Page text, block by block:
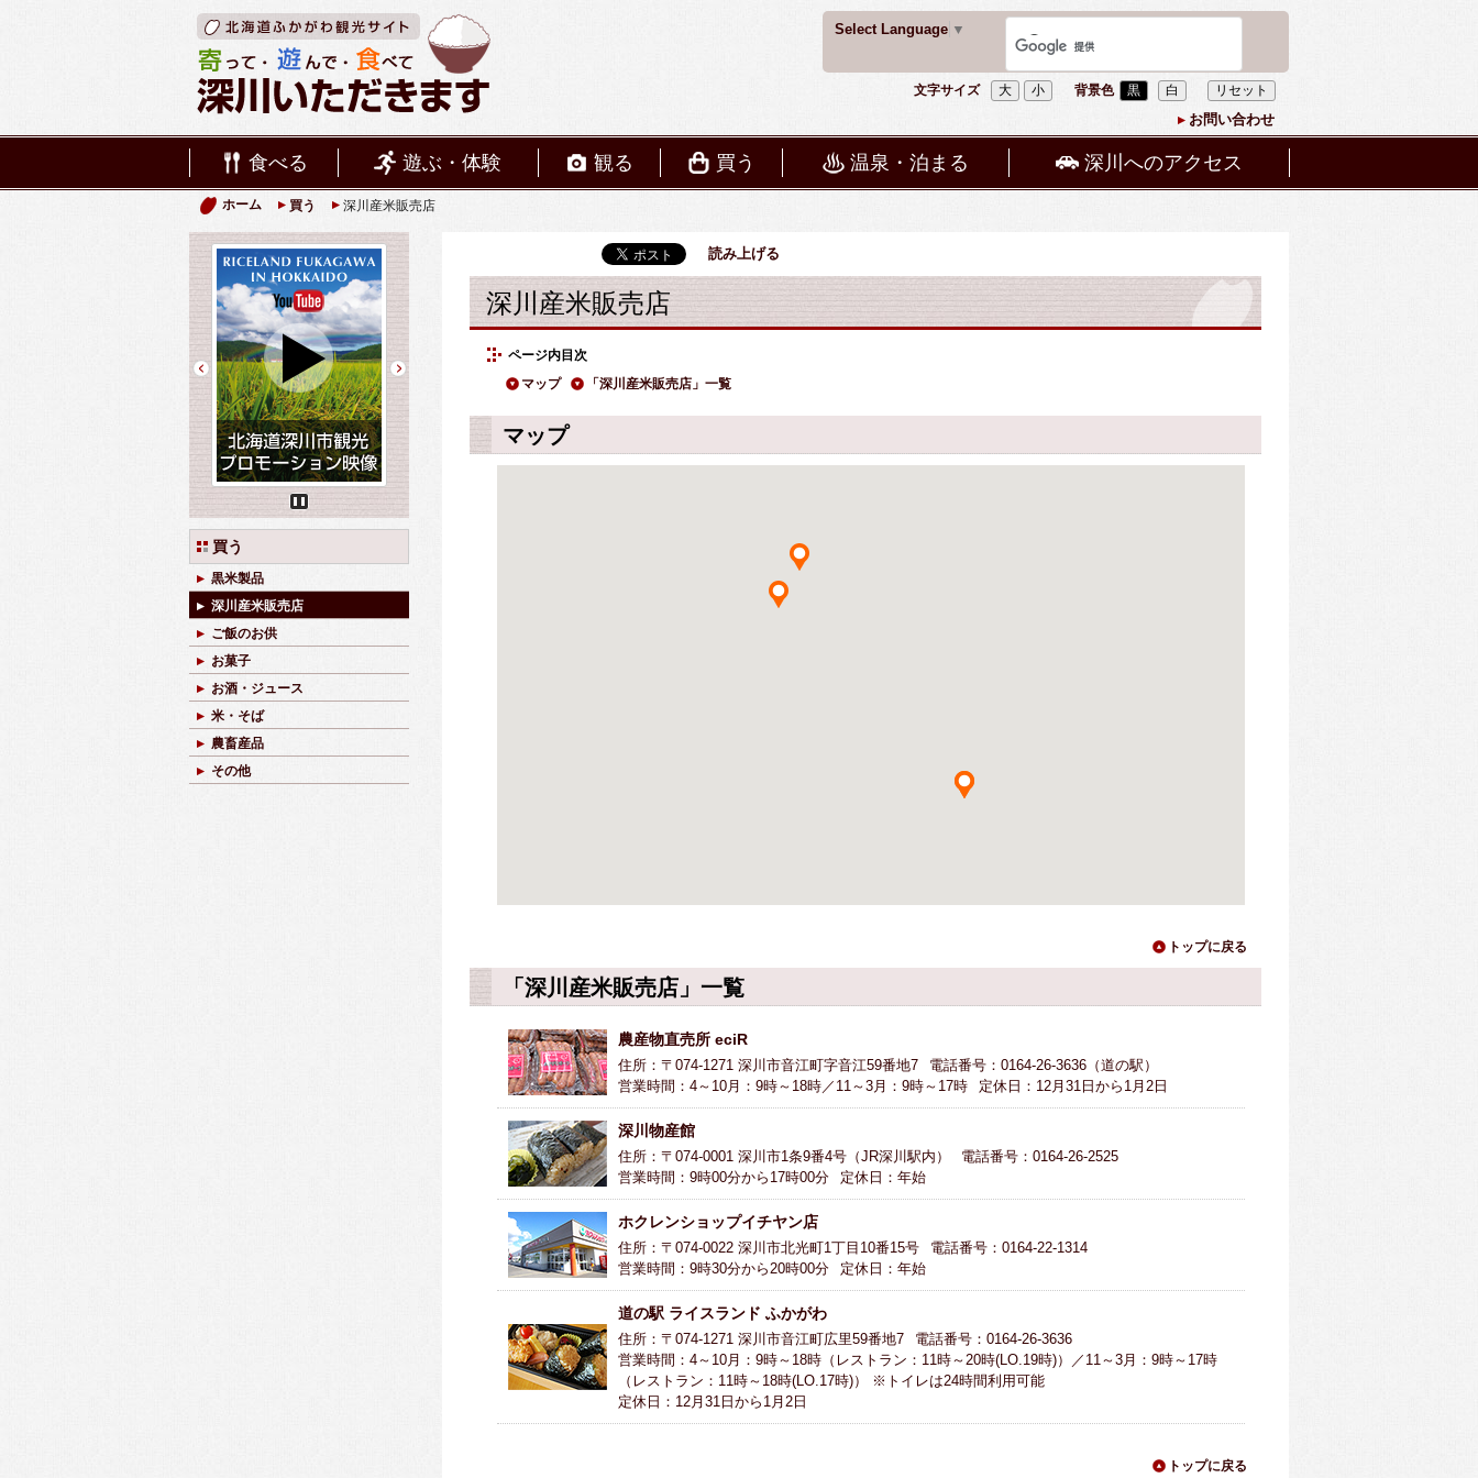
Select Language ▼
文字サイズ 大 小 背景色 黒 白 リセット
お問い合わせ
食べる 遊ぶ・体験 観る 買う 温泉・泊まる 深川へのアクセス
ホーム 買う 深川産米販売店
読み上げる
深川産米販売店
ページ内目次
マップ 「深川産米販売店」一覧
マップ
トップに戻る
「深川産米販売店」一覧
農産物直売所 eciR
住所：〒074-1271 深川市音江町字音江59番地7
電話番号：0164-26-3636（道の駅）
営業時間：4～10月：9時～18時／11～3月：9時～17時
定休日：12月31日から1月2日
深川物産館
住所：〒074-0001 深川市1条9番4号（JR深川駅内）
電話番号：0164-26-2525
営業時間：9時00分から17時00分
定休日：年始
ホクレンショップイチヤン店
住所：〒074-0022 深川市北光町1丁目10番15号
電話番号：0164-22-1314
営業時間：9時30分から20時00分
定休日：年始
道の駅 ライスランド ふかがわ
住所：〒074-1271 深川市音江町広里59番地7
電話番号：0164-26-3636
営業時間：4～10月：9時～18時（レストラン：11時～20時(LO.19時)）／11～3月：9時～17時
（レストラン：11時～18時(LO.17時)） ※トイレは24時間利用可能
定休日：12月31日から1月2日
トップに戻る
Pause
買う
黒米製品
深川産米販売店
ご飯のお供
お菓子
お酒・ジュース
米・そば
農畜産品
その他